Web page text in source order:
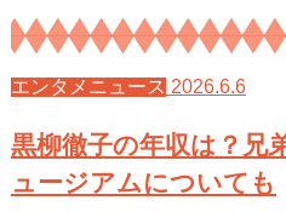
エンタメニュース 2026.6.6
黒柳徹子の年収は？兄
ュージアムについても